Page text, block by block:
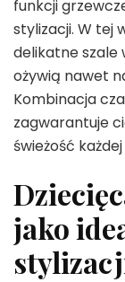
funkcji
stylizacji. W tej
delikatne szale
ożywią nawet
Kombinacja
zagwarantuje
świeżość
jako